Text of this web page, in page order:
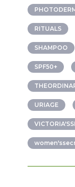
RITUALS
SHAMPOO
SPF50+
URIAGE